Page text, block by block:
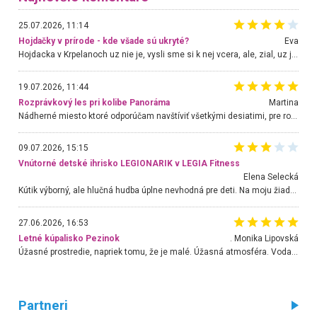
25.07.2026, 11:14
Hojdačky v prírode - kde všade sú ukryté?
Eva
Hojdacka v Krpelanoch uz nie je, vysli sme si k nej vcera, ale, zial, uz je znicena. Ak sem planujete cestu len kvoli hojdacke, mozete si ju usetrit. Krasny vyhlad je tu vsak aj bez hojdacky :-)
19.07.2026, 11:44
Rozprávkový les pri kolibe Panoráma
Martina
Nádherné miesto ktoré odporúčam navštíviť všetkými desiatimi, pre rodiny s deťmi, dôchodcom... Proste a jednoducho ozaj rozprávkový les.. určite ešte prídeme. Odniesli sme si na pamiatku krásne tričká,
09.07.2026, 15:15
Vnútorné detské ihrisko LEGIONARIK v LEGIA Fitness
Elena Selecká
Kútik výborný, ale hlučná hudba úplne nevhodná pre deti. Na moju žiadosť o aspoň sušenie nereagovali.
27.06.2026, 16:53
Letné kúpalisko Pezinok
. Monika Lipovská
Úžasné prostredie, napriek tomu, že je malé. Úžasná atmosféra. Voda fantastická a nádherná. Ľudí je pomerne veľa, ale su mili a ohľaduplní. Je veľmi zaujímavé sledovať, ako dokážu spolu športovať cudzí ľudia a bez ohľadu na vek. Vládne tu pohoda. Vnuka neviem dostať z vody. Ďakujem za krásny deň . Urcite sa sem vrátim. Jediný problém je s parkovaním, ale aj ten sa mi podarilo vyriešiť. Monika Bratislava
Partneri